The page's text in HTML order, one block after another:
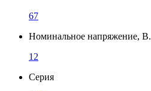
67
Номинальное напряжение, В.
12
Серия